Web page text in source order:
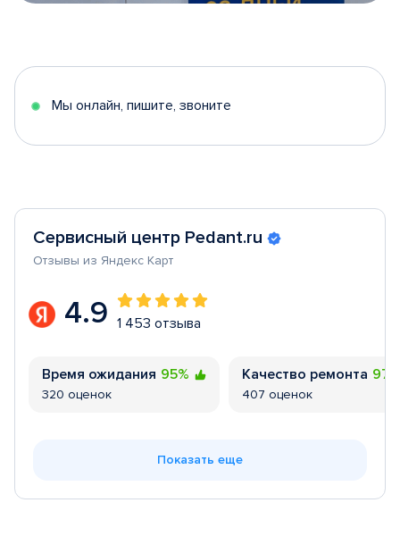
5
Мы онлайн, пишите, звоните
Сервисный центр Pedant.ru
Отзывы из Яндекс Карт
4.9 1 453 отзыва
Время ожидания 95%
320 оценок
Качество ремонта
407 оценок
Показать еще